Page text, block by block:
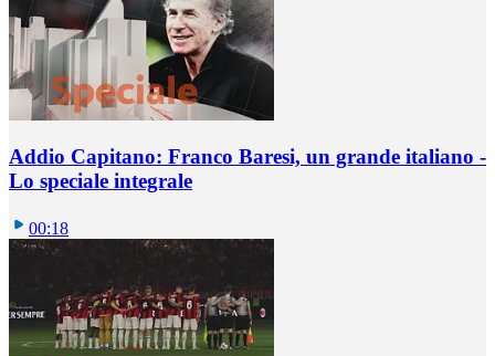
Addio Capitano: Franco Baresi, un grande italiano -
Lo speciale integrale
00:18